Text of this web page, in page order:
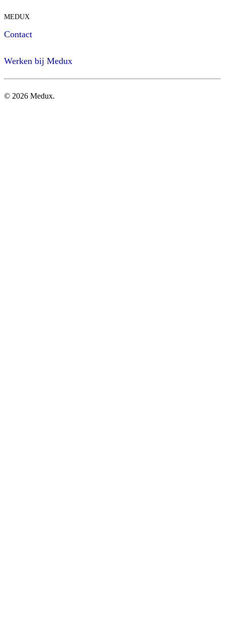
MEDUX
Contact
Werken bij Medux
© 2026 Medux.